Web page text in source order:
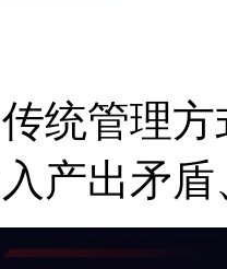
统管理方
入产出矛盾